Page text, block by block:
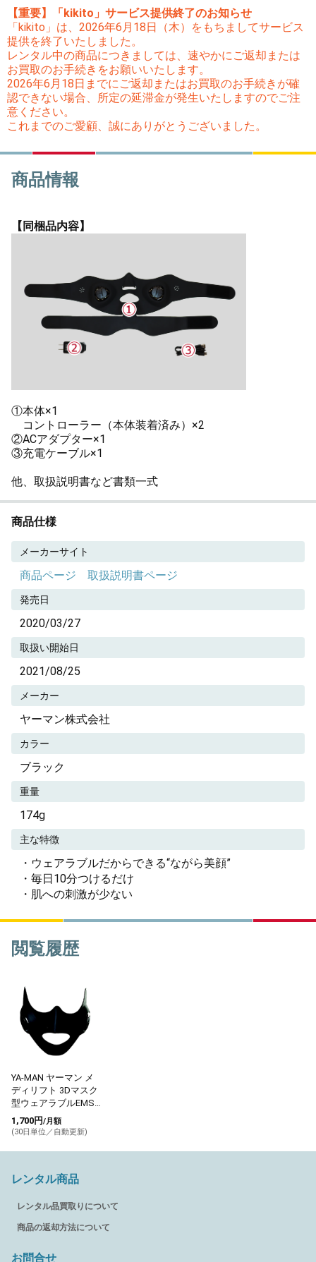
【重要】「kikito」サービス提供終了のお知らせ
「kikito」は、2026年6月18日（木）をもちましてサービス
提供を終了いたしました。
レンタル中の商品につきましては、速やかにご返却または
お買取のお手続きをお願いいたします。
2026年6月18日までにご返却またはお買取のお手続きが確
認できない場合、所定の延滞金が発生いたしますのでご注
意ください。
これまでのご愛顧、誠にありがとうございました。
商品情報
【同梱品内容】
①本体×1
コントローラー（本体装着済み）×2
②ACアダプター×1
③充電ケーブル×1
他、取扱説明書など書類一式
商品仕様
メーカーサイト
商品ページ 取扱説明書ページ
発売日
2020/03/27
取扱い開始日
2021/08/25
メーカー
ヤーマン株式会社
カラー
ブラック
重量
174g
主な特徴
・ウェアラブルだからできる“ながら美顔”
・毎日10分つけるだけ
・肌への刺激が少ない
閲覧履歴
YA-MAN ヤーマン メ
ディリフト 3Dマスク
型ウェアラブルEMS
美顔器
1,700円/月額
(30日単位／自動更新)
レンタル商品
レンタル品買取りについて
商品の返却方法について
お問合せ